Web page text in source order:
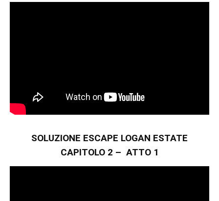
SOLUZIONE ESCAPE LOGAN ESTATE
CAPITOLO 2 – ATTO 1